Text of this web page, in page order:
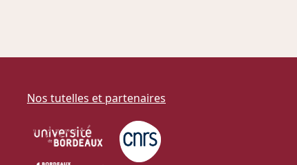
Nos tutelles et partenaires